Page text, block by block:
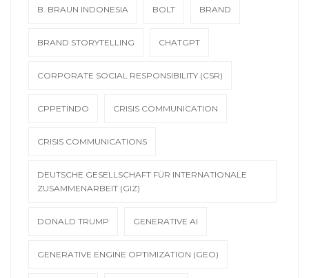
B. BRAUN INDONESIA BOLT BRAND
BRAND STORYTELLING CHATGPT
CORPORATE SOCIAL RESPONSIBILITY (CSR)
CPPETINDO CRISIS COMMUNICATION
CRISIS COMMUNICATIONS
DEUTSCHE GESELLSCHAFT FÜR INTERNATIONALE
ZUSAMMENARBEIT (GIZ)
DONALD TRUMP GENERATIVE AI
GENERATIVE ENGINE OPTIMIZATION (GEO)